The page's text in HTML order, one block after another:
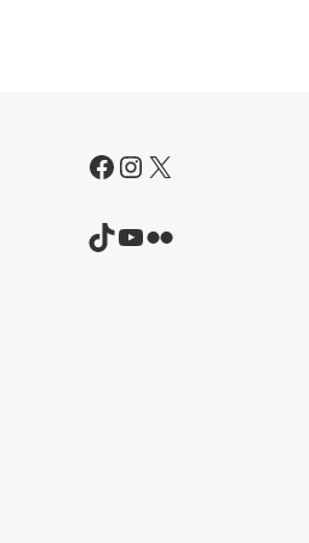
Facebook
Instagram
X
TikTok
YouTube
Flickr